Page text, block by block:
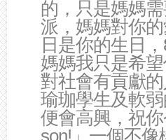
的，只是媽媽
派，媽媽對你
日是你的生日
媽媽我只是希
對社會有貢獻
瑜珈學生及軟
便會高興，祝
son!」一個不像